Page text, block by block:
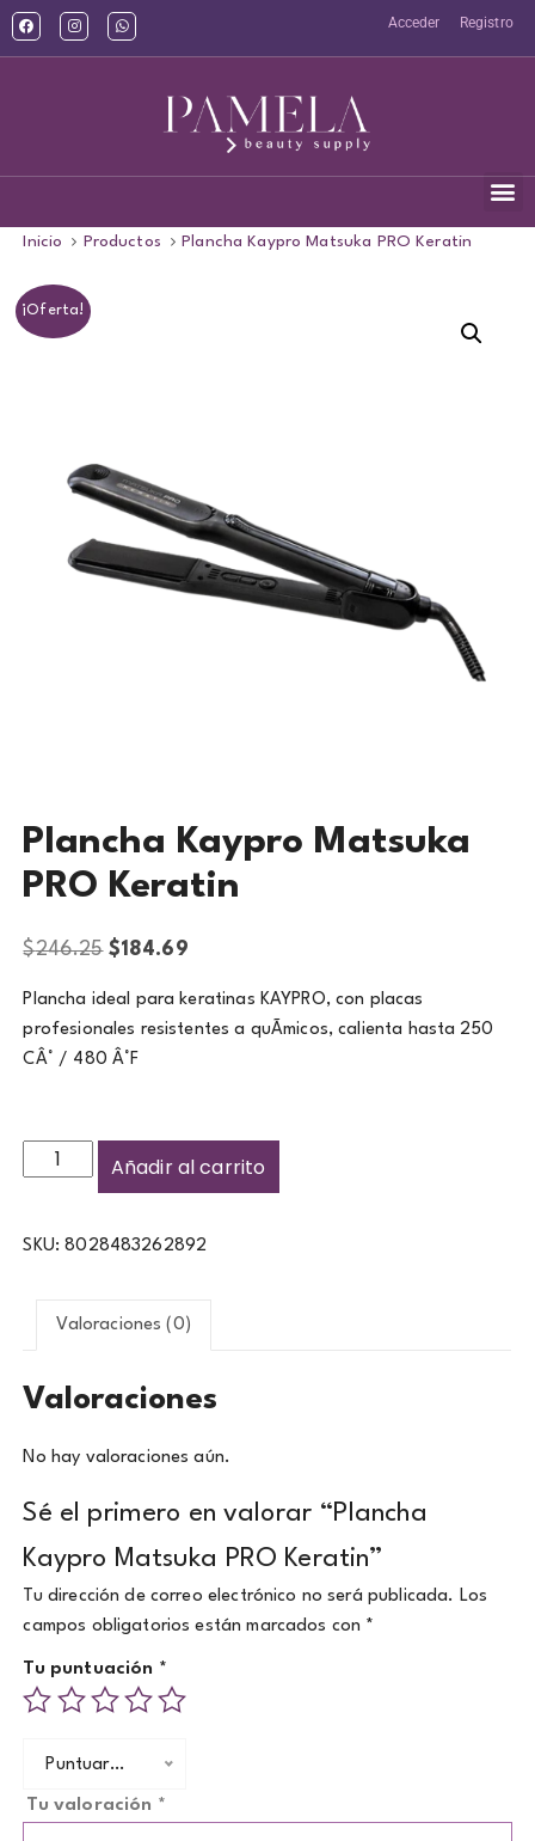
Acceder Registro
Inicio Productos Plancha Kaypro Matsuka PRO Keratin
¡Oferta!
Plancha Kaypro Matsuka
PRO Keratin
$246.25 $184.69
Plancha ideal para keratinas KAYPRO, con placas
profesionales resistentes a quÃ­micos, calienta hasta 250
CÂ° / 480 Â°F
Añadir al carrito
SKU:8028483262892
Valoraciones (0)
Valoraciones
No hay valoraciones aún.
Sé el primero en valorar “Plancha
Kaypro Matsuka PRO Keratin”
Tu dirección de correo electrónico no será publicada. Los
campos obligatorios están marcados con *
Tu puntuación *
Puntuar…
Tu valoración *